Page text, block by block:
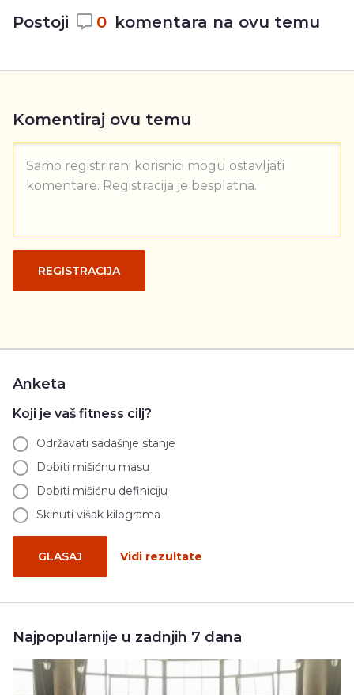
Postoji 0 komentara na ovu temu
Komentiraj ovu temu
Samo registrirani korisnici mogu ostavljati
komentare. Registracija je besplatna.
REGISTRACIJA
Anketa
Koji je vaš fitness cilj?
Održavati sadašnje stanje
Dobiti mišićnu masu
Dobiti mišićnu definiciju
Skinuti višak kilograma
GLASAJ Vidi rezultate
Najpopularnije u zadnjih 7 dana